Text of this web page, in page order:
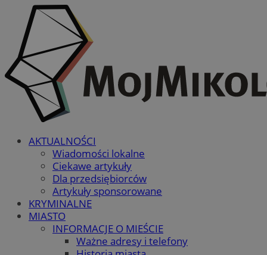
AKTUALNOŚCI
Wiadomości lokalne
Ciekawe artykuły
Dla przedsiębiorców
Artykuły sponsorowane
KRYMINALNE
MIASTO
INFORMACJE O MIEŚCIE
Ważne adresy i telefony